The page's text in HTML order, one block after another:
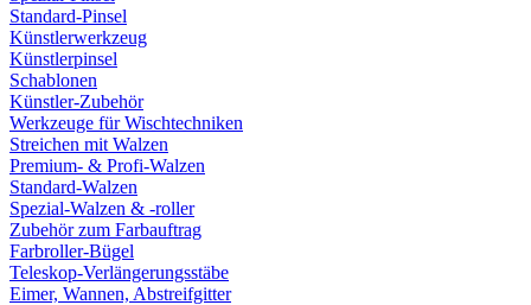
Standard-Pinsel
Künstlerwerkzeug
Künstlerpinsel
Schablonen
Künstler-Zubehör
Werkzeuge für Wischtechniken
Streichen mit Walzen
Premium- & Profi-Walzen
Standard-Walzen
Spezial-Walzen & -roller
Zubehör zum Farbauftrag
Farbroller-Bügel
Teleskop-Verlängerungsstäbe
Eimer, Wannen, Abstreifgitter